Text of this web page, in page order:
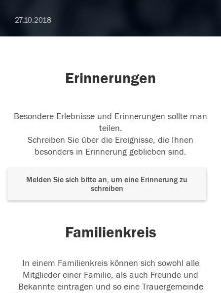
27.10.2018
Erinnerungen
Besondere Erlebnisse und Erinnerungen sollte man
teilen.
Schreiben Sie über die Ereignisse, die Ihnen
besonders in Erinnerung geblieben sind.
Melden Sie sich bitte an, um eine Erinnerung zu
schreiben
Familienkreis
In einem Familienkreis können sich sowohl alle
Mitglieder einer Familie, als auch Freunde und
Bekannte eintragen und so eine Trauergemeinde